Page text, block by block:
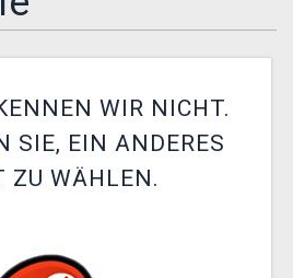
WIR NICHT.
SIE, EIN ANDERES
ZU WÄHLEN.